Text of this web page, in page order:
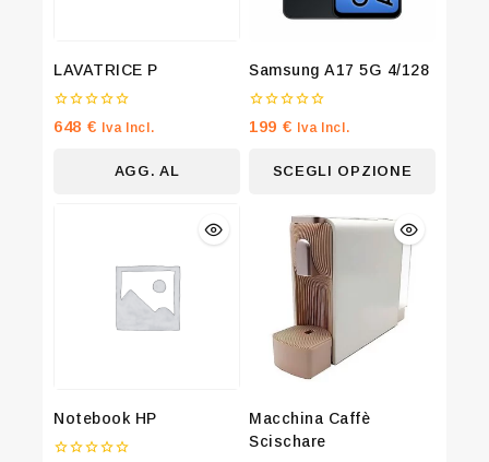
LAVATRICE P
0
su
648 € Iva Incl.
AGG. AL
Samsung A17 5G 4/128
0
su
199 € Iva Incl.
SCEGLI OPZIONE
Notebook HP
Macchina Caffè
Scischare